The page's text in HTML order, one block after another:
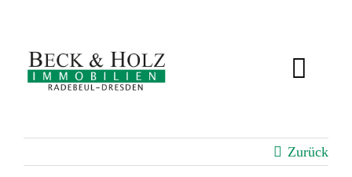
springen
BEWERTUNG
Zurück